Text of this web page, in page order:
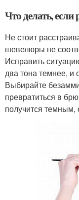
Что делать, если
Не стоит
шевелюры не
Исправить
два тона темнее, и
Выбирайте
превратиться в
получится темным,